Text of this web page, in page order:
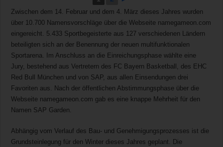
Zwischen dem 14. Februar und dem 4. März dieses Jahres wurden
über 10.700 Namensvorschläge über die Webseite namegameon.com
eingereicht. 5.433 Sportbegeisterte aus 127 verschiedenen Ländern
beteiligten sich an der Benennung der neuen multifunktionalen
Sportarena. Im Anschluss an die Einreichungsphase wählte eine
Jury, bestehend aus Vertretern des FC Bayern Basketball, des EHC
Red Bull München und von SAP, aus allen Einsendungen drei
Favoriten aus. Nach der öffentlichen Abstimmungsphase über die
Webseite namegameon.com gab es eine knappe Mehrheit für den
Namen SAP Garden.
Abhängig vom Verlauf des Bau- und Genehmigungsprozesses ist die
Grundsteinlegung für den Winter dieses Jahres geplant. Die